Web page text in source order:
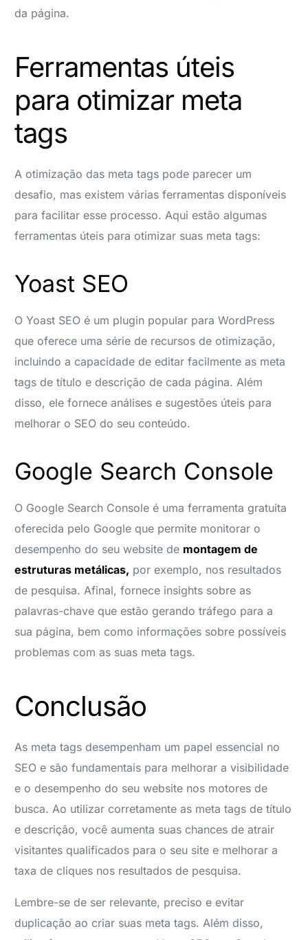
da página.
Ferramentas úteis
para otimizar meta
tags
A otimização das meta tags pode parecer um
desafio, mas existem várias ferramentas disponíveis
para facilitar esse processo. Aqui estão algumas
ferramentas úteis para otimizar suas meta tags:
Yoast SEO
O Yoast SEO é um plugin popular para WordPress
que oferece uma série de recursos de otimização,
incluindo a capacidade de editar facilmente as meta
tags de título e descrição de cada página. Além
disso, ele fornece análises e sugestões úteis para
melhorar o SEO do seu conteúdo.
Google Search Console
O Google Search Console é uma ferramenta gratuita
oferecida pelo Google que permite monitorar o
desempenho do seu website de montagem de
estruturas metálicas, por exemplo, nos resultados
de pesquisa. Afinal, fornece insights sobre as
palavras-chave que estão gerando tráfego para a
sua página, bem como informações sobre possíveis
problemas com as suas meta tags.
Conclusão
As meta tags desempenham um papel essencial no
SEO e são fundamentais para melhorar a visibilidade
e o desempenho do seu website nos motores de
busca. Ao utilizar corretamente as meta tags de título
e descrição, você aumenta suas chances de atrair
visitantes qualificados para o seu site e melhorar a
taxa de cliques nos resultados de pesquisa.
Lembre-se de ser relevante, preciso e evitar
duplicação ao criar suas meta tags. Além disso,